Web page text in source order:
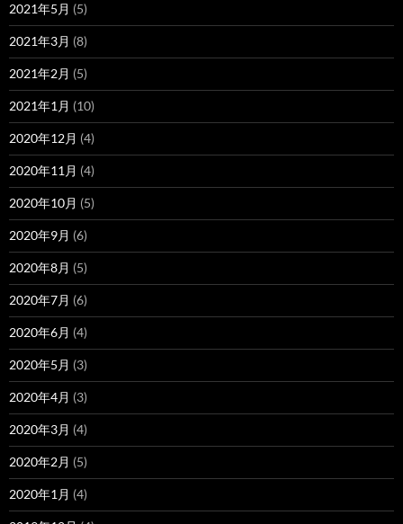
2021年5月 (5)
2021年3月 (8)
2021年2月 (5)
2021年1月 (10)
2020年12月 (4)
2020年11月 (4)
2020年10月 (5)
2020年9月 (6)
2020年8月 (5)
2020年7月 (6)
2020年6月 (4)
2020年5月 (3)
2020年4月 (3)
2020年3月 (4)
2020年2月 (5)
2020年1月 (4)